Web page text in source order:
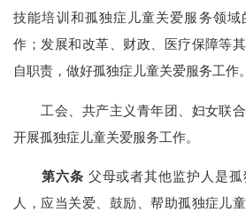
技能培训和孤独症儿童关爱服务领
作；发展和改革、财政、医疗保障等
自职责，做好孤独症儿童关爱服务工作。
工会、共产主义青年团、妇女联合
开展孤独症儿童关爱服务工作。
第六条 父母或者其他监护人是
人，应当关爱、鼓励、帮助孤独症儿